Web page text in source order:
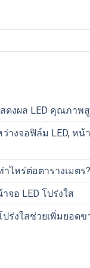
ดงผล LED คุณภาพ
างจอฟิล์ม LED, ห
าไหร่ต่อตารางเมตร?
จอ LED โปร่งใส
ร่งใสช่วยเพิ่มยอด